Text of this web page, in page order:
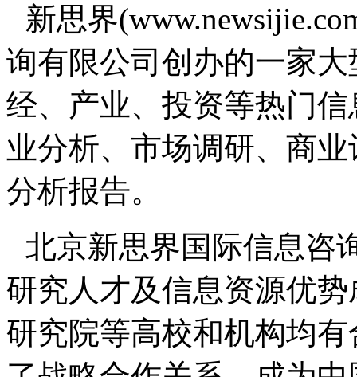
新思界
询有限公司创办的一家
经、产业、投资等热门
业分析、市场调研、商
分析报告。
北京新思界国际信息咨
研究人才及信息资源优
研究院等高校和机构均